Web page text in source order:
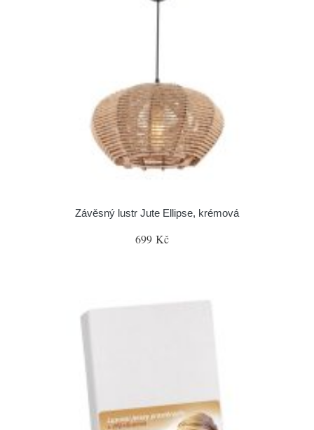
Závěsný lustr Jute Ellipse, krémová
699 Kč